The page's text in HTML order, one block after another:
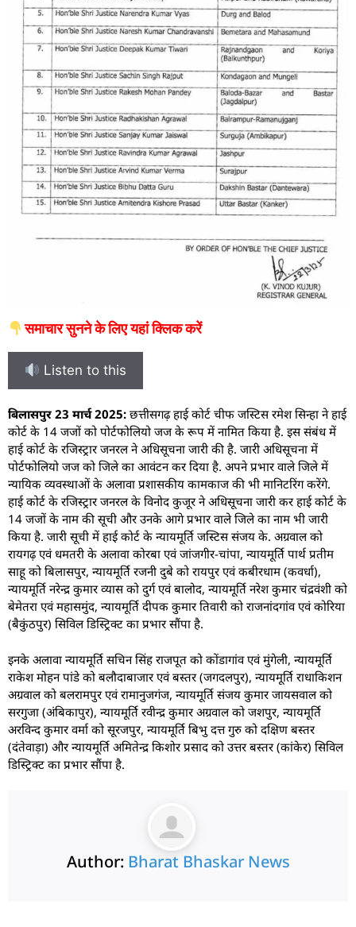
समाचार सुनने के लिए यहां क्लिक करें
Listen to this
बिलासपुर 23 मार्च 2025: छत्तीसगढ़ हाई कोर्ट चीफ जस्टिस रमेश सिन्हा ने हाई
कोर्ट के 14 जजों को पोर्टफोलियो जज के रूप में नामित किया है. इस संबंध में
हाई कोर्ट के रजिस्ट्रार जनरल ने अधिसूचना जारी की है. जारी अधिसूचना में
पोर्टफोलियो जज को जिले का आवंटन कर दिया है. अपने प्रभार वाले जिले में
न्यायिक व्यवस्थाओं के अलावा प्रशासकीय कामकाज की भी मानिटरिंग करेंगे.
हाई कोर्ट के रजिस्ट्रार जनरल के विनोद कुजूर ने अधिसूचना जारी कर हाई कोर्ट के
14 जजों के नाम की सूची और उनके आगे प्रभार वाले जिले का नाम भी जारी
किया है. जारी सूची में हाई कोर्ट के न्यायमूर्ति जस्टिस संजय के. अग्रवाल को
रायगढ़ एवं धमतरी के अलावा कोरबा एवं जांजगीर-चांपा, न्यायमूर्ति पार्थ प्रतीम
साहू को बिलासपुर, न्यायमूर्ति रजनी दुबे को रायपुर एवं कबीरधाम (कवर्धा),
न्यायमूर्ति नरेन्द्र कुमार व्यास को दुर्ग एवं बालोद, न्यायमूर्ति नरेश कुमार चंद्रवंशी को
बेमेतरा एवं महासमुंद, न्यायमूर्ति दीपक कुमार तिवारी को राजनांदगांव एवं कोरिया
(बैकुंठपुर) सिविल डिस्ट्रिक्ट का प्रभार सौंपा है.
इनके अलावा न्यायमूर्ति सचिन सिंह राजपूत को कोंडागांव एवं मुंगेली, न्यायमूर्ति
राकेश मोहन पांडे को बलौदाबाजार एवं बस्तर (जगदलपुर), न्यायमूर्ति राधाकिशन
अग्रवाल को बलरामपुर एवं रामानुजगंज, न्यायमूर्ति संजय कुमार जायसवाल को
सरगुजा (अंबिकापुर), न्यायमूर्ति रवीन्द्र कुमार अग्रवाल को जशपुर, न्यायमूर्ति
अरविन्द कुमार वर्मा को सूरजपुर, न्यायमूर्ति बिभु दत्त गुरु को दक्षिण बस्तर
(दंतेवाड़ा) और न्यायमूर्ति अमितेन्द्र किशोर प्रसाद को उत्तर बस्तर (कांकेर) सिविल
डिस्ट्रिक्ट का प्रभार सौंपा है.
Author: Bharat Bhaskar News